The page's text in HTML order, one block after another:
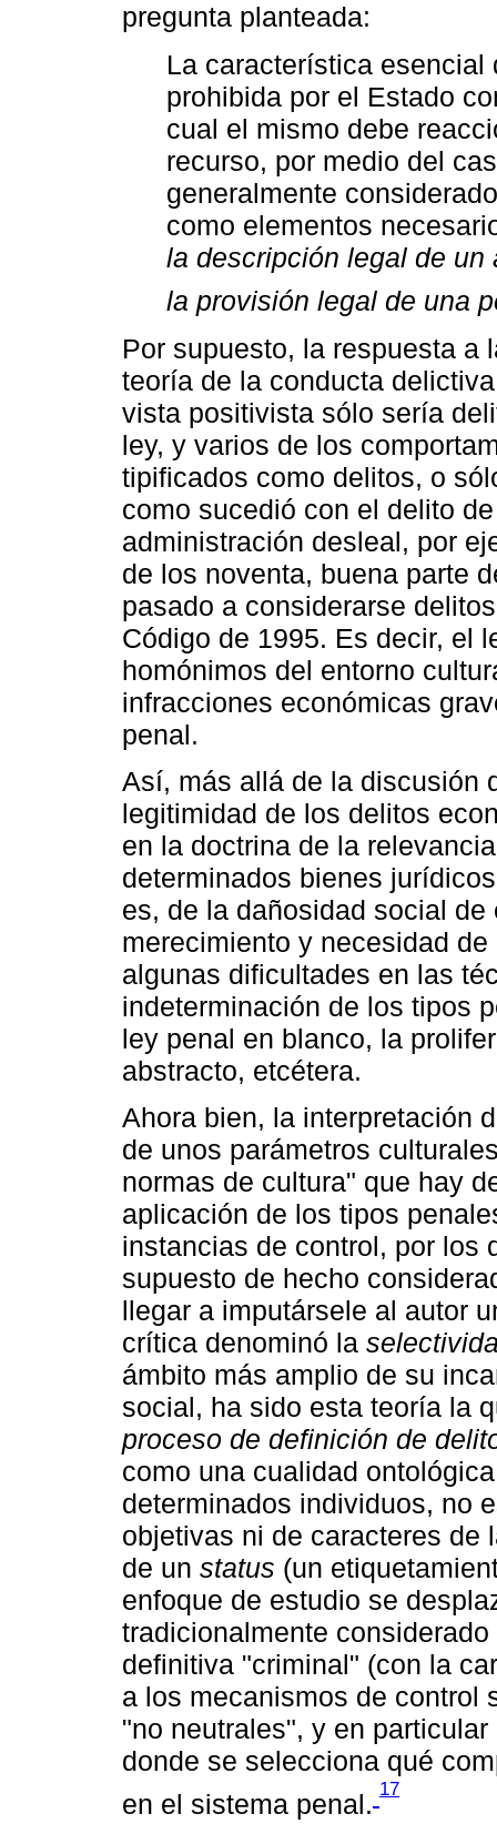
pregunta planteada:
La característica
prohibida por el Estado
cual el mismo debe
recurso, por medio del
generalmente
como elementos
la descripción legal de
la provisión legal de una
Por supuesto, la respuesta a
teoría de la conducta
vista positivista sólo sería
ley, y varios de los
tipificados como delitos, o
como sucedió con el delito
administración desleal, por
de los noventa, buena parte
pasado a considerarse
Código de 1995. Es decir, el
homónimos del entorno
infracciones económicas
penal.
Así, más allá de la discusión
legitimidad de los delitos
en la doctrina de la
determinados bienes
es, de la dañosidad social
merecimiento y necesidad
algunas dificultades en las
indeterminación de los tipos
ley penal en blanco, la
abstracto, etcétera.
Ahora bien, la interpretación
de unos parámetros
normas de cultura" que hay
aplicación de los tipos
instancias de control, por los
supuesto de hecho
llegar a imputársele al autor
crítica denominó la
ámbito más amplio de su
social, ha sido esta teoría la
proceso de definición de
como una cualidad
determinados individuos, no
objetivas ni de caracteres de
de un status (un
enfoque de estudio se
tradicionalmente
definitiva "criminal" (con la
a los mecanismos de control
"no neutrales", y en
donde se selecciona qué
en el sistema penal.
17